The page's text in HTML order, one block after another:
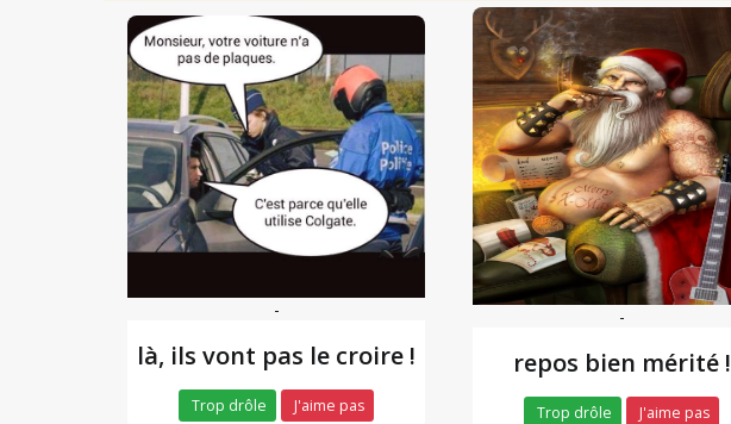
-
là, ils vont pas le croire !
Trop drôle J'aime pas
-
repos bien mérité !
Trop drôle J'aime pas